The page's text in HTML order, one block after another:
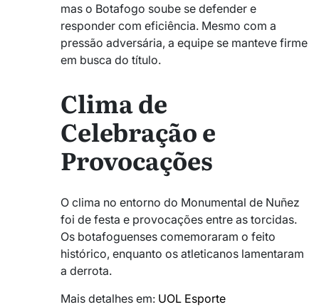
mas o Botafogo soube se defender e
responder com eficiência. Mesmo com a
pressão adversária, a equipe se manteve firme
em busca do título.
Clima de
Celebração e
Provocações
O clima no entorno do Monumental de Nuñez
foi de festa e provocações entre as torcidas.
Os botafoguenses comemoraram o feito
histórico, enquanto os atleticanos lamentaram
a derrota.
Mais detalhes em: UOL Esporte